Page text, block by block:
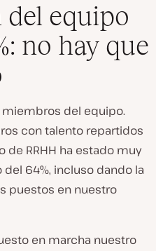
del equipo
no hay que
miembros del equipo.
con talento repartidos
RRHH ha estado muy
64%, incluso dando la
puestos en nuestro
en marcha nuestro